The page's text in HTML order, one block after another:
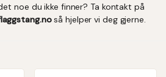
noe du ikke finner? Ta kontakt på
så hjelper vi deg gjerne.